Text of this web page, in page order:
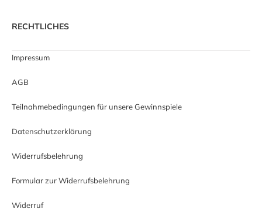
RECHTLICHES
Impressum
AGB
Teilnahmebedingungen für unsere Gewinnspiele
Datenschutzerklärung
Widerrufsbelehrung
Formular zur Widerrufsbelehrung
Widerruf